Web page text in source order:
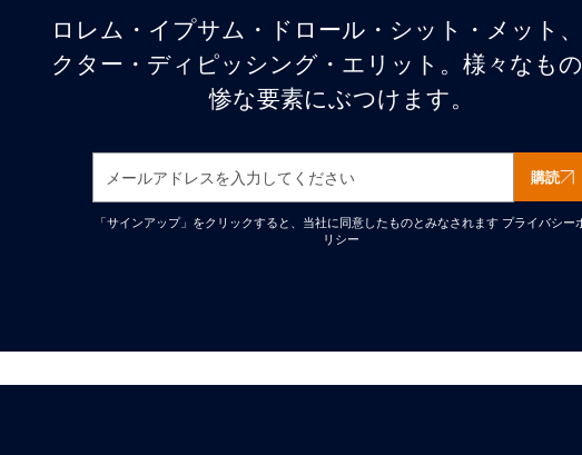
ロレム・イプサム・ドロール・シット・メット
クター・ディピッシング・エリット。様々なも
惨な要素にぶつけます。
購読
「サインアップ」をクリックすると、当社に同意したものとみなされます プライバシー
リシー